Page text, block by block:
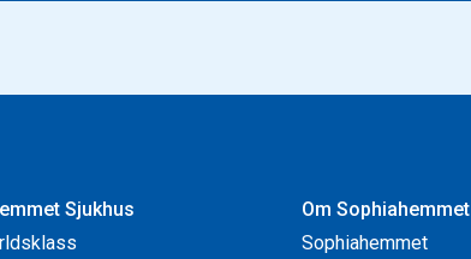
Sjukhus
Om Sophiahemmet
Sophiahemmet